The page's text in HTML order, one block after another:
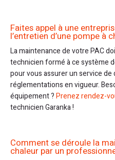
Faites appel à une
l’entretien d’une pompe à
La maintenance de votre PAC
technicien formé à ce système
pour vous assurer un service
réglementations en vigueur.
équipement ?Prenez rendez-
technicien Garanka !
Comment se déroule la
chaleur par un